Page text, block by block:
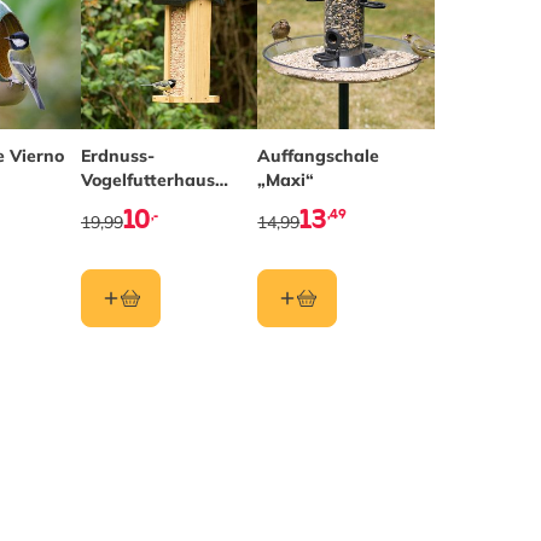
Vierno
Erdnuss-
Vogelfutterhaus
Aalborg Zedernholz
10,-
19,99
Auffangschale
„Maxi“
13,49
14,99